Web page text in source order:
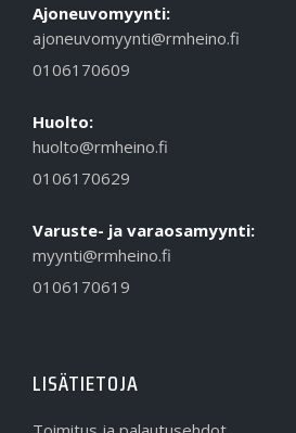
Ajoneuvomyynti:
ajoneuvomyynti@rmheino.fi
0106170609
Huolto:
huolto@rmheino.fi
0106170629
Varuste- ja varaosamyynti:
myynti@rmheino.fi
0106170619
LISÄTIETOJA